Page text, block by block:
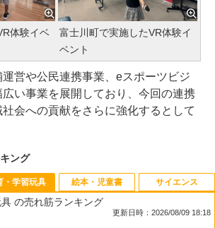
体験イベ
富士川町で実施したVR体験イ
ベント
営や公民連携事業、eスポーツビジ
い事業を展開しており、今回の連携
会への貢献をさらに強化するとして
ング
・学習玩具
の売れ筋ランキング
更新日時：2026/08/09 18:18
絵本・児童書 サイエンス